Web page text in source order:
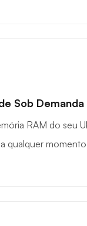
Sob Demanda
RAM do seu
a qualquer